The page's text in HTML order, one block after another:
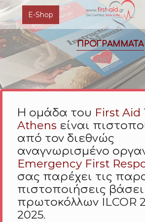
E-Shop
ΠΡΟΓΡΑΜΜΑΤΑ
Η ομάδα του First Aid
Athens είναι
από τον διεθνώς
αναγνωρισμένο
Emergency First
σας παρέχει τις
πιστοποιήσεις βάσει
πρωτοκόλλων ILCOR
2025.